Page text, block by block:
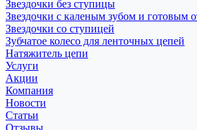
Звездочки без ступицы
Звездочки с каленым зубом и готовым
Звездочки со ступицей
Зубчатое колесо для ленточных цепей
Натяжитель цепи
Услуги
Акции
Компания
Новости
Статьи
Отзывы